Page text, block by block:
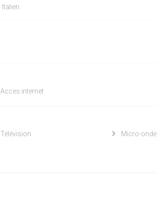
Italien
Acces internet
Télévision Micro-onde